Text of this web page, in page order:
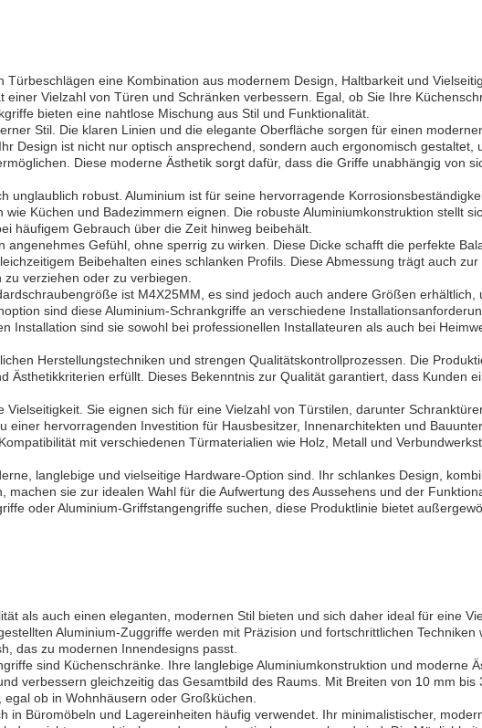
eine Kombination aus modernem Design, Haltbarkeit und
Vielzahl von Türen und Schränken verbessern. Egal, ob Sie Ihre
bieten eine nahtlose Mischung aus Stil und Funktionalität.
Stil. Die klaren Linien und die elegante Oberfläche sorgen für einen
Design ist nicht nur optisch ansprechend, sondern auch ergonomisch gestaltet,
Diese moderne Ästhetik sorgt dafür, dass die Griffe unabhängig von
unglaublich robust. Aluminium ist für seine hervorragende
Küchen und Badezimmern eignen. Die robuste Aluminiumkonstruktion stellt
häufigem Gebrauch über die Zeit hinweg beibehält.
Gefühl, ohne sperrig zu wirken. Diese Dicke schafft die perfekte
Beibehalten eines schlanken Profils. Diese Abmessung trägt auch
verziehen oder zu verbiegen.
ist M4X25MM, es sind jedoch auch andere Größen erhältlich,
sind diese Aluminium-Schrankgriffe an verschiedene
Installation sind sie sowohl bei professionellen Installateuren als auch bei
Herstellungstechniken und strengen Qualitätskontrollprozessen. Die
erfüllt. Dieses Bekenntnis zur Qualität garantiert, dass Kunden
Sie eignen sich für eine Vielzahl von Türstilen, darunter
hervorragenden Investition für Hausbesitzer, Innenarchitekten und
mit verschiedenen Türmaterialien wie Holz, Metall und
langlebige und vielseitige Hardware-Option sind. Ihr schlankes Design,
sie zur idealen Wahl für die Aufwertung des Aussehens und der
oder Aluminium-Griffstangengriffe suchen, diese Produktlinie bietet
als auch einen eleganten, modernen Stil bieten und sich daher ideal für eine
Aluminium-Zuggriffe werden mit Präzision und fortschrittlichen Techniken
das zu modernen Innendesigns passt.
sind Küchenschränke. Ihre langlebige Aluminiumkonstruktion und moderne
verbessern gleichzeitig das Gesamtbild des Raums. Mit Breiten von 10 mm bis
ob in Wohnhäusern oder Großküchen.
Büromöbeln und Lagereinheiten häufig verwendet. Ihr minimalistischer,